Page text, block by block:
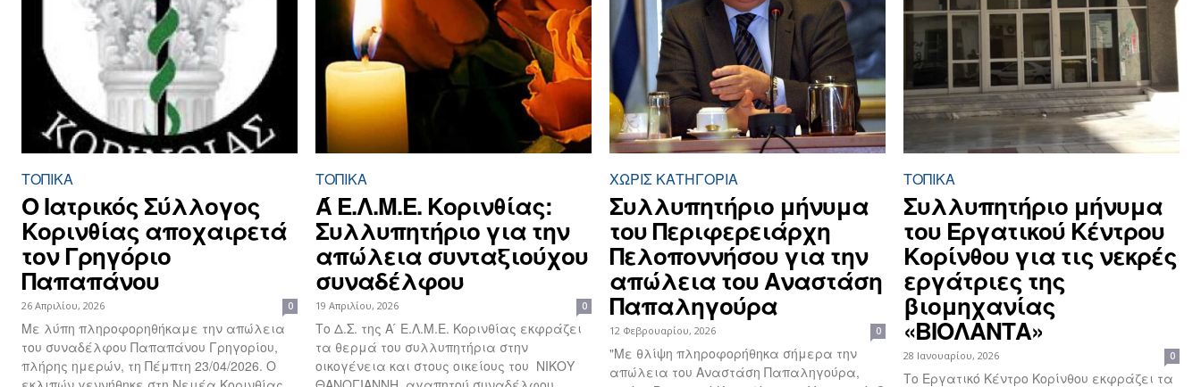
ΤΟΠΙΚΑ
Ο Ιατρικός Σύλλογος
Κορινθίας αποχαιρετά
τον Γρηγόριο
Παπαπάνου
26 Απριλίου, 2026 0
Με λύπη πληροφορηθήκαμε την απώλεια
του συναδέλφου Παπαπάνου Γρηγορίου,
πλήρης ημερών, τη Πέμπτη 23/04/2026. Ο
ΤΟΠΙΚΑ
Ά Ε.Λ.Μ.Ε. Κορινθίας:
Συλλυπητήριο για την
απώλεια συνταξιούχου
συναδέλφου
19 Απριλίου, 2026 0
Το Δ.Σ. της Α ́ Ε.Λ.Μ.Ε. Κορινθίας εκφράζει
τα θερμά του συλλυπητήρια στην
οικογένεια και στους οικείους του ΝΙΚΟΥ
ΧΩΡΊΣ ΚΑΤΗΓΟΡΊΑ
Συλλυπητήριο μήνυμα
του Περιφερειάρχη
Πελοποννήσου για την
απώλεια του Αναστάση
Παπαληγούρα
12 Φεβρουαρίου, 2026 0
"Με θλίψη πληροφορήθηκα σήμερα την
απώλεια του Αναστάση Παπαληγούρα,
ΤΟΠΙΚΑ
Συλλυπητήριο μήνυμα
του Εργατικού Κέντρου
Κορίνθου για τις νεκρές
εργάτριες της
βιομηχανίας
«ΒΙΟΛΑΝΤΑ»
28 Ιανουαρίου, 2026 0
Το Εργατικό Κέντρο Κορίνθου εκφράζει τα